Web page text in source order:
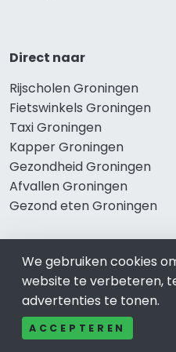
Direct naar
Rijscholen Groningen
Fietswinkels Groningen
Taxi Groningen
Kapper Groningen
Gezondheid Groningen
Afvallen Groningen
Gezond eten Groningen
Bekend in Groningen
Restaurants Groningen
Catering Groningen
Schoonheidssalon
We gebruiken cookies
website te verbeteren,
advertenties te tonen.
ACCEPTEREN